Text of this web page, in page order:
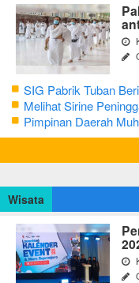
SIG Pabrik Tuban
CJH Kabupaten
Melihat Sirine
Pendopo Bupati Blora
Pimpinan Daerah
Salat Iduladha 9 Juli
Wisata